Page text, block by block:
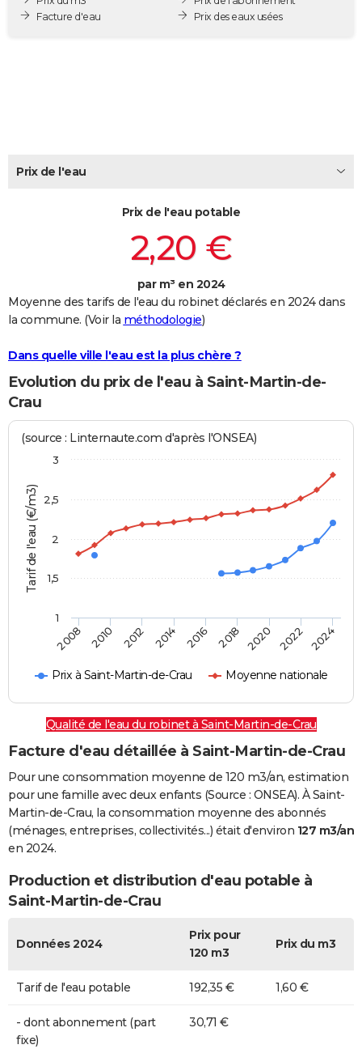
Destinations
City break
Voyage nature
Voyage de noces
Forum
Climat
PHOTO
Dictionnaire
Biographies
Citations
Expressions
Proverbes
Bricolage
Lifestyle
Culture
Sport
Auto
Television
Voyage
Cinema
Facture d'eau
Prix des eaux usées
Prix de l'eau
Prix de l'eau potable
2,20 €
par m³ en 2024
Moyenne des tarifs de l'eau du robinet déclarés en 2024 dans
la commune. (Voir la méthodologie)
Dans quelle ville l'eau est la plus chère ?
Evolution du prix de l'eau à Saint-Martin-de-
Crau
Tarif de l'eau (€/m3)
(source : Linternaute.com d'après l'ONSEA)
Prix à Saint-Martin-de-Crau Moyenne nationale
2008 2010 2012 2014 2016 2018 2020 2022 2024
1
1,5
2
2,5
3
Qualité de l'eau du robinet à Saint-Martin-de-Crau
Facture d'eau détaillée à Saint-Martin-de-Crau
Pour une consommation moyenne de 120 m3/an, estimation
pour une famille avec deux enfants (Source : ONSEA). À Saint-
Martin-de-Crau, la consommation moyenne des abonnés
(ménages, entreprises, collectivités...) était d'environ 127 m3/an
en 2024.
Production et distribution d'eau potable à
Saint-Martin-de-Crau
Données 2024
Prix pour
120 m3
Prix du m3
Tarif de l'eau potable 192,35 € 1,60 €
- dont abonnement (part
fixe)
30,71 €